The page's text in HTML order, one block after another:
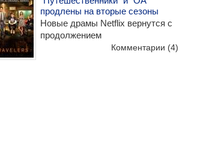
продлены на вторые сезоны
Новые драмы Netflix вернутся с
продолжением
Комментарии (4)